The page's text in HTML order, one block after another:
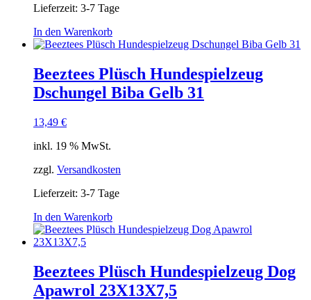
Lieferzeit: 3-7 Tage
In den Warenkorb
Beeztees Plüsch Hundespielzeug
Dschungel Biba Gelb 31
13,49 €
inkl. 19 % MwSt.
zzgl. Versandkosten
Lieferzeit: 3-7 Tage
In den Warenkorb
Beeztees Plüsch Hundespielzeug Dog
Apawrol 23X13X7,5